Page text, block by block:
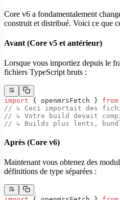
Core v6 a fondamentalement
construit et distribué. Voici ce que
Avant (Core v5 et antérieur)
Lorsque vous importiez depuis le
fichiers TypeScript bruts :
import { openmrsFetch } from
// ↳ Ceci importait des
// ↳ Votre build devait
// ↳ Builds plus lents,
Après (Core v6)
Maintenant vous obtenez des
définitions de type séparées :